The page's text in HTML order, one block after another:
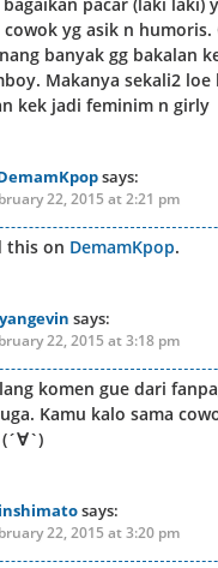
pacar (laki laki)
yg asik n
banyak gg bakalan
Makanya sekali2 loe
kek jadi feminim n girly
says:
22, 2015 at 2:21 pm
this on DemamKpop.
says:
22, 2015 at 3:18 pm
komen gue dari
Kamu kalo sama
says:
22, 2015 at 3:20 pm